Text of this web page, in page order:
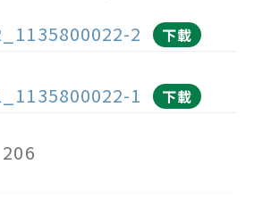
2
下載
1 下載
206